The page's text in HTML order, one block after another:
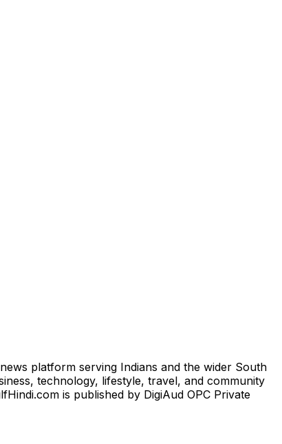
platform serving Indians and the wider South
technology, lifestyle, travel, and community
is published by DigiAud OPC Private